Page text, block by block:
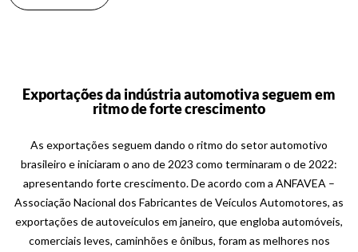
Exportações da indústria automotiva seguem em
ritmo de forte crescimento
As exportações seguem dando o ritmo do setor automotivo
brasileiro e iniciaram o ano de 2023 como terminaram o de 2022:
apresentando forte crescimento. De acordo com a ANFAVEA –
Associação Nacional dos Fabricantes de Veículos Automotores, as
exportações de autoveículos em janeiro, que engloba automóveis,
comerciais leves, caminhões e ônibus, foram as melhores nos